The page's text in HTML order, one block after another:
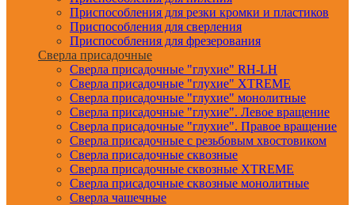
Приспособления для резки кромки и пластиков
Приспособления для сверления
Приспособления для фрезерования
Сверла присадочные
Сверла присадочные "глухие" RH-LH
Сверла присадочные "глухие" XTREME
Сверла присадочные "глухие" монолитные
Сверла присадочные "глухие". Левое вращение
Сверла присадочные "глухие". Правое вращение
Сверла присадочные с резьбовым хвостовиком
Сверла присадочные сквозные
Сверла присадочные сквозные XTREME
Сверла присадочные сквозные монолитные
Сверла чашечные